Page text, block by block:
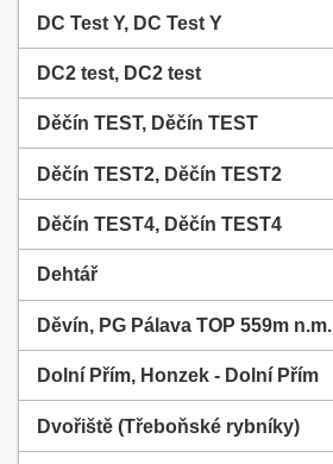
DC Test Y, DC Test Y
DC2 test, DC2 test
Děčín TEST, Děčín TEST
Děčín TEST2, Děčín TEST2
Děčín TEST4, Děčín TEST4
Dehtář
Děvín, PG Pálava TOP 559m n.m.
Dolní Přím, Honzek - Dolní Přím
Dvořiště (Třeboňské rybníky)